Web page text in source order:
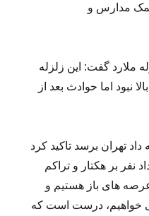
کمک مدارس و
ملارد گفت: این زلزله
نبود اما حوادث بعد از
تهران برسد تاکید کرد
نفر بر هکتار و تراکم
عرصه های باز هستیم و
می خواهیم، درست است که